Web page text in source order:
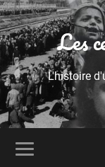
Les
L'histoire